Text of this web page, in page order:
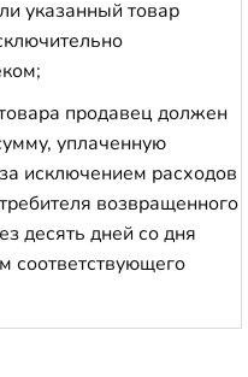
указанный товар
продавец должен
уплаченную
исключением расходов
возвращенного
десять дней со дня
соответствующего